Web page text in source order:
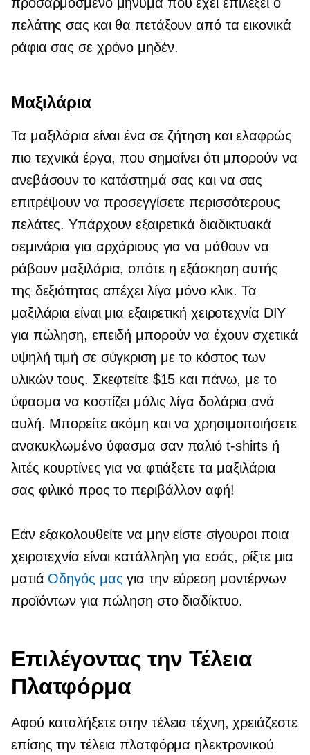
πελάτης σας και θα πετάξουν από τα εικονικά
ράφια σας σε χρόνο μηδέν.
Μαξιλάρια
Τα μαξιλάρια είναι ένα σε ζήτηση και ελαφρώς
πιο τεχνικά έργα, που σημαίνει ότι μπορούν να
ανεβάσουν το κατάστημά σας και να σας
επιτρέψουν να προσεγγίσετε περισσότερους
πελάτες. Υπάρχουν εξαιρετικά διαδικτυακά
σεμινάρια για αρχάριους για να μάθουν να
ράβουν μαξιλάρια, οπότε η εξάσκηση αυτής
της δεξιότητας απέχει λίγα μόνο κλικ. Τα
μαξιλάρια είναι μια εξαιρετική χειροτεχνία DIY
για πώληση, επειδή μπορούν να έχουν σχετικά
υψηλή τιμή σε σύγκριση με το κόστος των
υλικών τους. Σκεφτείτε $15 και πάνω, με το
ύφασμα να κοστίζει μόλις λίγα δολάρια ανά
αυλή. Μπορείτε ακόμη και να χρησιμοποιήσετε
ανακυκλωμένο ύφασμα σαν παλιό t-shirts ή
λιτές κουρτίνες για να φτιάξετε τα μαξιλάρια
σας φιλικό προς το περιβάλλον αφή!
Εάν εξακολουθείτε να μην είστε σίγουροι ποια
χειροτεχνία είναι κατάλληλη για εσάς, ρίξτε μια
ματιά Οδηγός μας για την εύρεση μοντέρνων
προϊόντων για πώληση στο διαδίκτυο.
Επιλέγοντας την Τέλεια
Πλατφόρμα
Αφού καταλήξετε στην τέλεια τέχνη, χρειάζεστε
επίσης την τέλεια πλατφόρμα ηλεκτρονικού